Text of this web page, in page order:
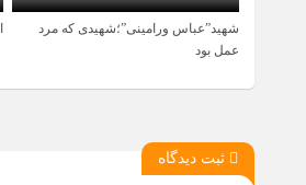
1 سال قبل
شهید”عباس ورامینی”؛شهیدی که مرد
عمل بود
ثبت دیدگاه